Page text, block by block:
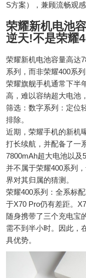
S方案），兼顾流畅观
荣耀新机电池
逆天!不是荣耀
荣耀新机电池容量高达
系列，而非荣耀400系
荣耀旗舰手机通常下半
高，难以容纳超大电池
筛选：数字系列：定位
排除。
近期，荣耀手机的新机
打长续航，并配备了一
7800mAh超大电池以
并不属于荣耀400系列
界对其归属的猜测。
荣耀400系列：全系标
于X70 Pro仍有差距。
随身携带了三个充电宝
需不到半小时。因此，
具优势。